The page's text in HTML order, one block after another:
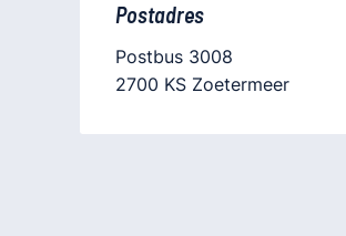
Postadres
Postbus 3008
2700 KS Zoetermeer